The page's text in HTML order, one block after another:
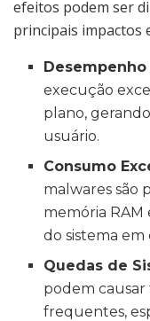
efeitos podem ser
principais impactos
execução
plano,
usuário.
Consumo
malwares são
memória RAM
do sistema
Quedas de
podem
frequentes,